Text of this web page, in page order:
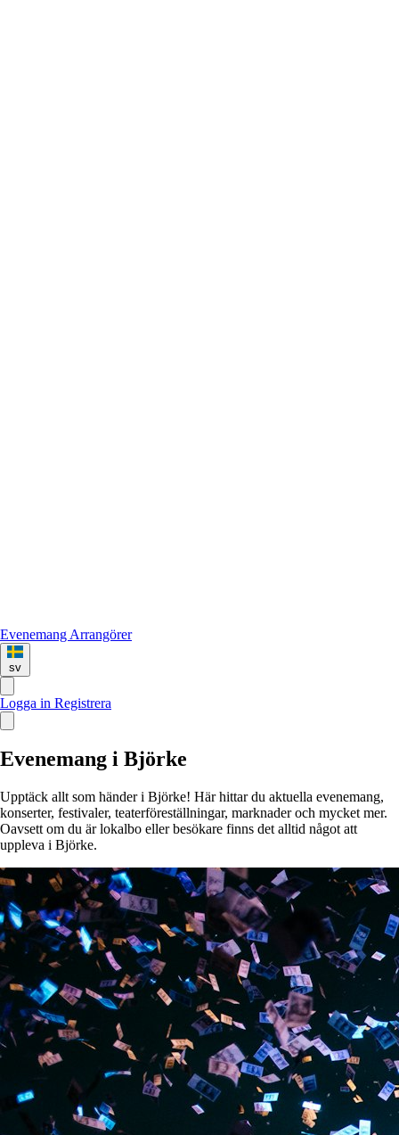
Evenemang Arrangörer
sv
Logga in Registrera
Evenemang i Björke
Upptäck allt som händer i Björke! Här hittar du aktuella evenemang,
konserter, festivaler, teaterföreställningar, marknader och mycket mer.
Oavsett om du är lokalbo eller besökare finns det alltid något att
uppleva i Björke.